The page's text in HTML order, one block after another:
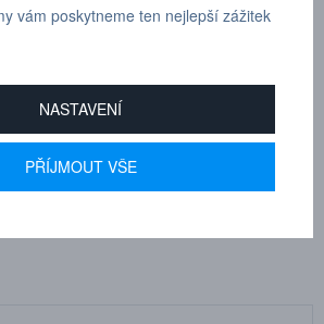
stavu: 1680 bar
zbytkovým tlakem omezeno pouze silou
se zbytkovým tlakem v systému je
vám poskytneme ten nejlepší zážitek
NASTAVENÍ
PŘÍJMOUT VŠE